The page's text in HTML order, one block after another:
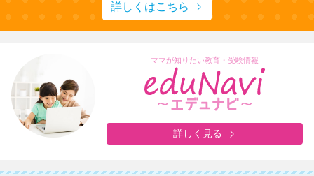
詳しくはこちら
ママが知りたい教育・受験情報
詳しく見る